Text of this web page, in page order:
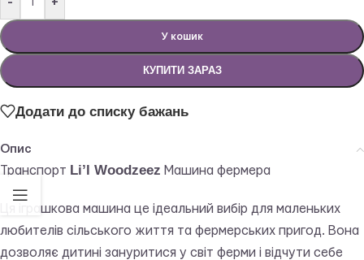
У кошик
КУПИТИ ЗАРАЗ
Додати до списку бажань
Опис
Транспорт Li’l Woodzeez Машина фермера
Ця іграшкова машина це ідеальний вибір для маленьких
любителів сільського життя та фермерських пригод. Вона
дозволяє дитині зануритися у світ ферми і відчути себе